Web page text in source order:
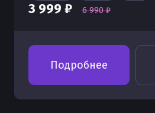
3 999 ₽ 6 990 ₽
Подробнее